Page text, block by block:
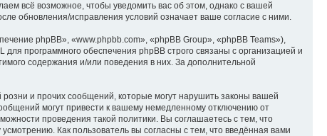
всё возможное, чтобы уведомить вас об этом, однако с вашей
обновления/исправления условий означает ваше согласие с ними.
phpBB», «www.phpbb.com», «phpBB Group», «phpBB Teams»),
для программного обеспечения phpBB строго связаны с организацией и
содержания и/или поведения в них. За дополнительной
и прочих сообщений, которые могут нарушить законы вашей
могут привести к вашему немедленному отключению от
проведения такой политики. Вы соглашаетесь с тем, что
Как пользователь вы согласны с тем, что введённая вами